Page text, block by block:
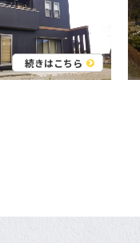
続きはこちら